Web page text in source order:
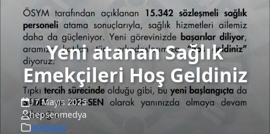
Yeni atanan Sağlık
Emekçileri Hoş Geldiniz
17 Mayıs 2025
hepsenmedya
Atamalar